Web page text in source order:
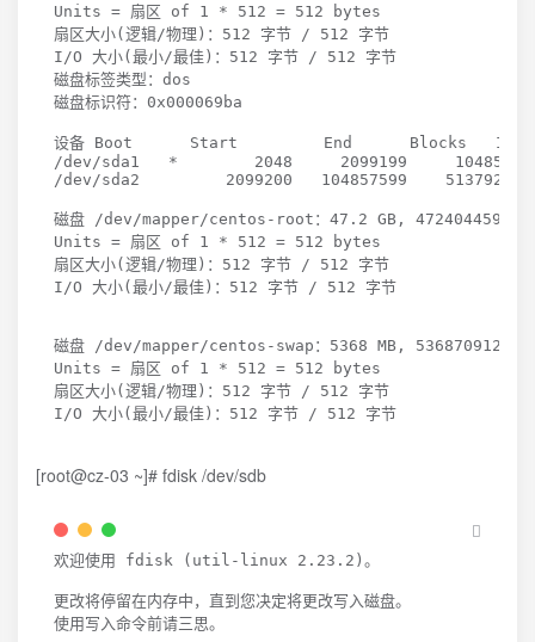
Units = 扇区 of 1 * 512 = 512 bytes
扇区大小( 逻辑/物理 ) ：512 字节 / 512 字节
I/O 大小( 最小/最佳 ) ：512 字节 / 512 字节
磁盘标签类型：dos
磁盘标识符：0x000069ba
设备 Boot      Start         End      Blocks   Id
/dev/sda1   * 2048 2099199
1048576
/dev/sda2 2099200 104857599 51379200
磁盘 /dev/mapper/centos-root：47.2 GB, 47240445952
Units = 扇区 of 1 * 512 = 512 bytes
扇区大小( 逻辑/物理 ) ：512 字节 / 512 字节
I/O 大小( 最小/最佳 ) ：512 字节 / 512 字节
磁盘 /dev/mapper/centos-swap：5368 MB, 5368709120
Units = 扇区 of 1 * 512 = 512 bytes
扇区大小( 逻辑/物理 ) ：512 字节 / 512 字节
I/O 大小( 最小/最佳 ) ：512 字节 / 512 字节
[root@cz-03 ~]# fdisk /dev/sdb
欢迎使用 fdisk ( util-linux 2.23 .2 ) 。
更改将停留在内存中，直到您决定将更改写入磁盘。
使用写入命令前请三思。